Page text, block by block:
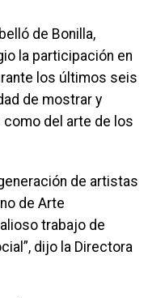
de Bonilla,
la participación en
los últimos seis
de mostrar y
del arte de los
de artistas
de Arte
trabajo de
dijo la Directora